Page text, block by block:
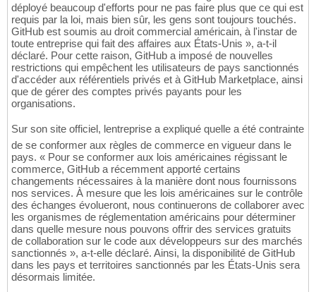
déployé beaucoup d'efforts pour ne pas faire plus que ce qui est
requis par la loi, mais bien sûr, les gens sont toujours touchés.
GitHub est soumis au droit commercial américain, à l'instar de
toute entreprise qui fait des affaires aux États-Unis », a-t-il
déclaré. Pour cette raison, GitHub a imposé de nouvelles
restrictions qui empêchent les utilisateurs de pays sanctionnés
d'accéder aux référentiels privés et à GitHub Marketplace, ainsi
que de gérer des comptes privés payants pour les
organisations.
Sur son site officiel, lentreprise a expliqué quelle a été contrainte
de se conformer aux règles de commerce en vigueur dans le
pays. « Pour se conformer aux lois américaines régissant le
commerce, GitHub a récemment apporté certains
changements nécessaires à la manière dont nous fournissons
nos services. À mesure que les lois américaines sur le contrôle
des échanges évolueront, nous continuerons de collaborer avec
les organismes de réglementation américains pour déterminer
dans quelle mesure nous pouvons offrir des services gratuits
de collaboration sur le code aux développeurs sur des marchés
sanctionnés », a-t-elle déclaré. Ainsi, la disponibilité de GitHub
dans les pays et territoires sanctionnés par les États-Unis sera
désormais limitée.